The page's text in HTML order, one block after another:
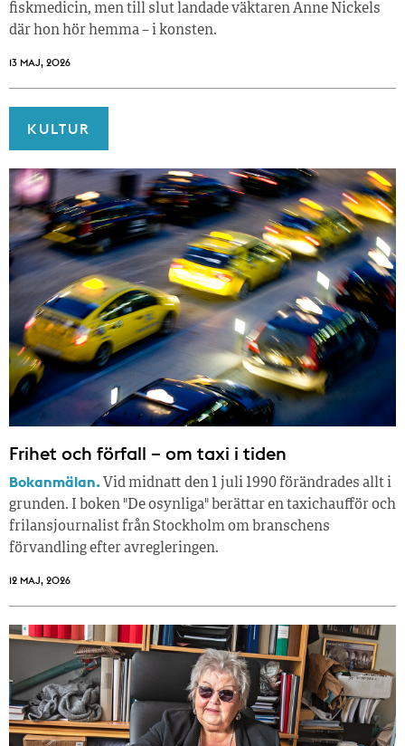
fiskmedicin, men till slut landade väktaren Anne Nickels
där hon hör hemma – i konsten.
13 MAJ, 2026
KULTUR
Frihet och förfall – om taxi i tiden
Bokanmälan. Vid midnatt den 1 juli 1990 förändrades allt i
grunden. I boken "De osynliga" berättar en taxichaufför och
frilansjournalist från Stockholm om branschens
förvandling efter avregleringen.
12 MAJ, 2026